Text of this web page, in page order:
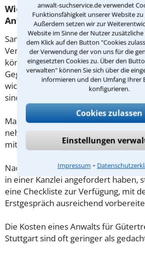
anwalt-suchservice.de verwendet
Funktionsfähigkeit unserer Website
Außerdem setzen wir zur
Website im Sinne der Nutzer
dem Klick auf den Button "Cookies
der Verwendung der von uns für die
eingesetzten Cookies zu. Über den
verwalten" können Sie sich über die
informieren und den Umfang Ihrer
konfigurieren.
Cookies zulassen
Einstellungen
Impressum ⁃
Wie sollten sie Sich auf den
Anwalt vorbereiten?
Sammeln Sie im Vorfeld alle
Verträge oder Briefe sowie die
könnten mitunter Aufschluss
Gegner Fristen beachtet hat. Gibt
wichtige Adressen, die für den Fall
sind?
Machen Sie sich vorab schriftliche
nehmen Sie diese zum
mit.
Nachdem Sie über das
in einer Kanzlei angefordert haben,
eine Checkliste zur Verfügung, mit
Erstgespräch ausreichend
Die Kosten eines Anwalts für
Stuttgart sind oft geringer als